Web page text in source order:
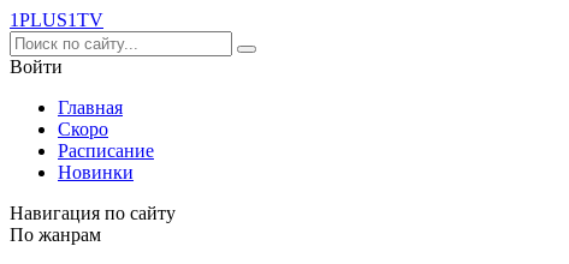
1PLUS1TV
Войти
Главная
Скоро
Расписание
Новинки
Навигация по сайту
По жанрам